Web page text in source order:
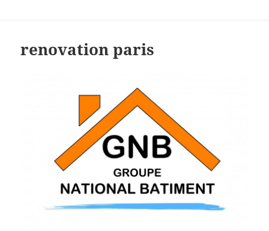
renovation paris